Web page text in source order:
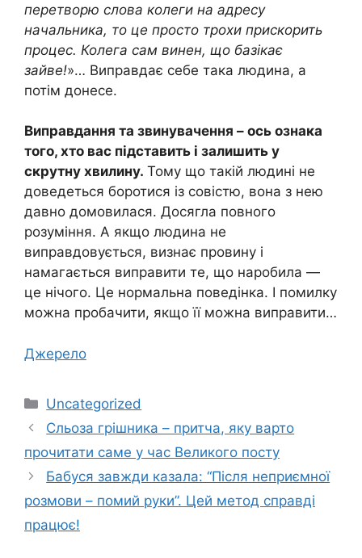
перетворю слова колеги на адресу
начальника, то це просто трохи прискорить
процес. Колега сам винен, що базікає
зайве!»… Виправдає себе така людина, а
потім донесе.
Виправдання та звинувачення – ось ознака
того, хто вас підставить і залишить у
скрутну хвилину. Тому що такій людині не
доведеться боротися із совістю, вона з нею
давно домовилася. Досягла повного
розуміння. А якщо людина не
виправдовується, визнає провину і
намагається виправити те, що наробила —
це нічого. Це нормальна поведінка. І помилку
можна пробачити, якщо її можна виправити…
Джерело
Категорії
Uncategorized
Сльоза грішника – притча, яку варто
прочитати саме у час Великого посту
Бабуся завжди казала: “Після непpиємної
розмови – помий руки”. Цей метод справді
працює!